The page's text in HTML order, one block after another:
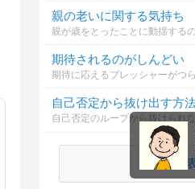
親の老いに関する気持ち
親が歳をとったことに動揺する
期待されるのがしんどい
自己否定から抜け出す方
続きを